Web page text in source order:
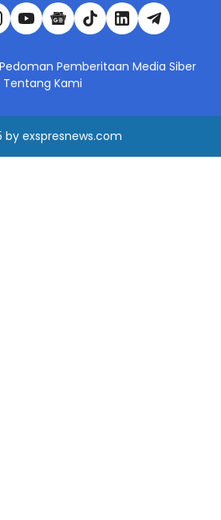
Pedoman Pemberitaan Media Siber
Tentang Kami
by exspresnews.com